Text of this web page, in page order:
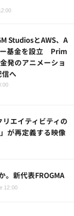
StudiosとAWS、A
基金を設立 Prim
発のアニメーショ
へ
エイティビティの
が再定義する映像
。新代表FROGMA
12:00